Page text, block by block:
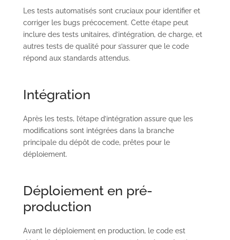
Les tests automatisés sont cruciaux pour identifier et
corriger les bugs précocement. Cette étape peut
inclure des tests unitaires, d’intégration, de charge, et
autres tests de qualité pour s’assurer que le code
répond aux standards attendus.
Intégration
Après les tests, l’étape d’intégration assure que les
modifications sont intégrées dans la branche
principale du dépôt de code, prêtes pour le
déploiement.
Déploiement en pré-
production
Avant le déploiement en production, le code est